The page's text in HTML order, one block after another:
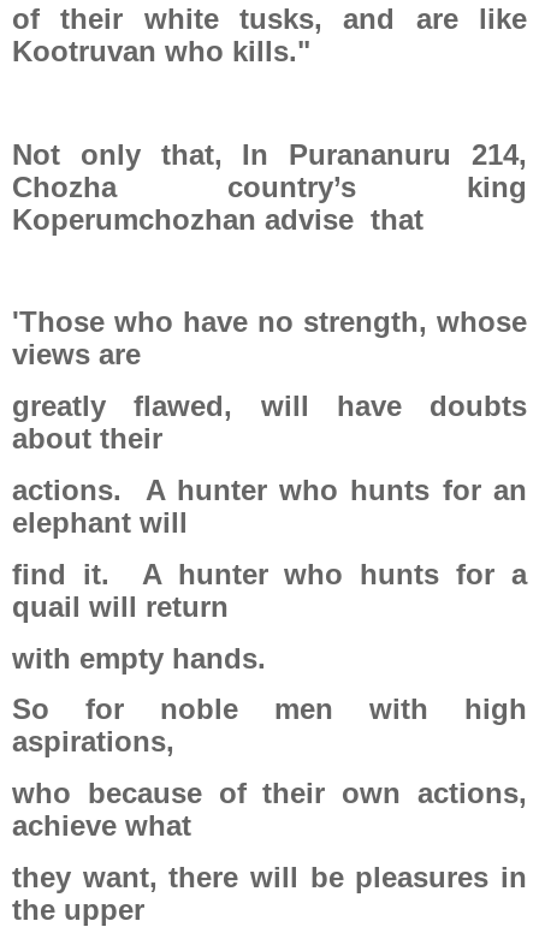
of their white tusks, and are like
Kootruvan who kills."
Not only that, In Purananuru 214,
Chozha country’s king
Koperumchozhan advise that
'Those who have no strength, whose
views are
greatly flawed, will have doubts
about their
actions.
A hunter who hunts for an
elephant will
find it.
A hunter who hunts for a
quail will return
with empty hands.
So for noble men with high
aspirations,
who because of their own actions,
achieve what
they want, there will be pleasures in
the upper